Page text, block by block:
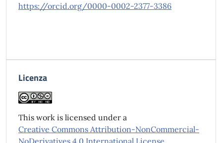
https://orcid.org/0000-0002-2377-3386
Licenza
This work is licensed under a
Creative Commons Attribution-NonCommercial-
NoDerivatives 4.0 International License